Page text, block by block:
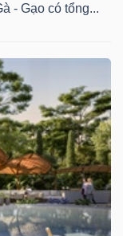
- Gạo có tổng...
chỉ quỹ Chứng